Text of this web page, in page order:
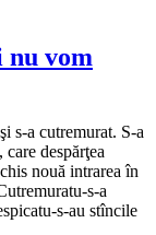
nu vom
s-a cutremurat. S-a
despărţea
nouă intrarea în
s-a
s-au stîncile